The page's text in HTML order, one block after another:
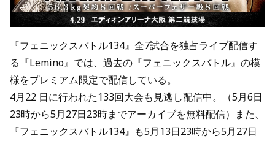
『フェニックスバトル134』全7試合を独占ライブ配信す
る『Lemino』では、過去の『フェニックスバトル』の模
様をプレミアム限定で配信している。
4月22 日に行われた133回大会も見逃し配信中。（5月6日
23時から5月27日23時までアーカイブを無料配信）また、
『フェニックスバトル134』も5月13日23時から5月27日